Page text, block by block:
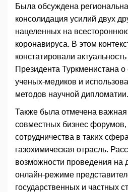
Была обсуждена
консолидация усилий двух
нацеленных на
коронавируса. В этом
констатировали
Президента Туркменистана
ученых-медиков и
методов научной дипломатии.
Также была отмечена важная
совместных бизнес форумов,
сотрудничества в таких
газохимическая отрасль.
возможности проведения на
онлайн-режиме
государственных и частных